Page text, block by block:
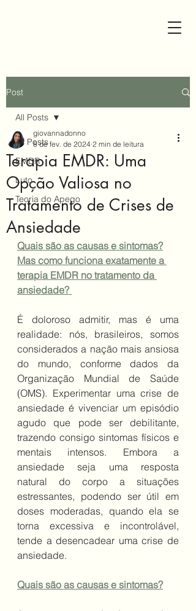
Post
All Posts
EMDR
Luto
Teoria do Apego
All Posts
Terapia EMDR: Uma
Opção Valiosa no
Tratamento de Crises de
Ansiedade
giovannadonno
8 de fev. de 2024 2 min de leitura
Quais são as causas e sintomas?
Mas como funciona exatamente a
terapia EMDR no tratamento da
ansiedade?
É doloroso admitir, mas é uma
realidade: nós, brasileiros, somos
considerados a nação mais ansiosa
do mundo, conforme dados da
Organização Mundial de Saúde
(OMS). Experimentar uma crise de
ansiedade é vivenciar um episódio
agudo que pode ser debilitante,
trazendo consigo sintomas físicos e
mentais intensos. Embora a
ansiedade seja uma resposta
natural do corpo a situações
estressantes, podendo ser útil em
doses moderadas, quando ela se
torna excessiva e incontrolável,
tende a desencadear uma crise de
ansiedade.
Quais são as causas e sintomas?